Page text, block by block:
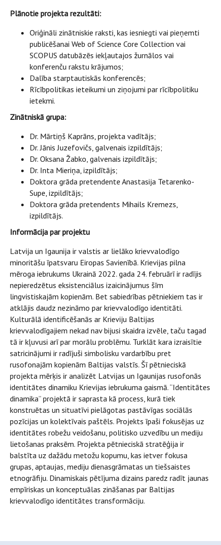
Plānotie projekta rezultāti:
Oriģināli zinātniskie raksti, kas iesniegti vai pieņemti
publicēšanai Web of Science Core Collection vai
SCOPUS datubāzēs iekļautajos žurnālos vai
konferenču rakstu krājumos;
Dalība starptautiskās konferencēs;
Rīcībpolitikas ieteikumi un ziņojumi par rīcībpolitiku
ietekmi.
Zinātniskā grupa:
Dr. Mārtiņš Kaprāns, projekta vadītājs;
Dr. Jānis Juzefovičs, galvenais izpildītājs;
Dr. Oksana Žabko, galvenais izpildītājs;
Dr. Inta Mieriņa, izpildītājs;
Doktora grāda pretendente Anastasija Tetarenko-
Supe, izpildītājs;
Doktora grāda pretendents Mihails Kremezs,
izpildītājs.
Informācija par projektu
Latvija un Igaunija ir valstis ar lielāko krievvalodīgo
minoritāšu īpatsvaru Eiropas Savienībā. Krievijas pilna
mēroga iebrukums Ukrainā 2022. gada 24. februārī ir radījis
nepieredzētus eksistenciālus izaicinājumus šīm
lingvistiskajām kopienām. Bet sabiedrības pētniekiem tas ir
atklājis daudz nezināmo par krievvalodīgo identitāti.
Kulturālā identificēšanās ar Krieviju Baltijas
krievvalodīgajiem nekad nav bijusi skaidra izvēle, taču tagad
tā ir kļuvusi arī par morālu problēmu. Turklāt kara izraisītie
satricinājumi ir radījuši simbolisku vardarbību pret
rusofonajām kopienām Baltijas valstīs. Šī pētnieciskā
projekta mērķis ir analizēt Latvijas un Igaunijas rusofonās
identitātes dinamiku Krievijas iebrukuma gaismā. “Identitātes
dinamika” projektā ir saprasta kā process, kurā tiek
konstruētas un situatīvi pielāgotas pastāvīgas sociālās
pozīcijas un kolektīvais paštēls. Projekts īpaši fokusējas uz
identitātes robežu veidošanu, politisko uzvedību un mediju
lietošanas praksēm. Projekta pētnieciskā stratēģija ir
balstīta uz dažādu metožu kopumu, kas ietver fokusa
grupas, aptaujas, mediju dienasgrāmatas un tiešsaistes
etnogrāfiju. Dinamiskais pētījuma dizains paredz radīt jaunas
empīriskas un konceptuālas zināšanas par Baltijas
krievvalodīgo identitātes transformāciju.